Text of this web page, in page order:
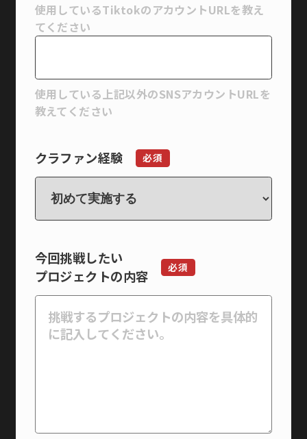
使用しているTiktokのアカウントURLを教え
てください
使用している上記以外のSNSアカウントURLを
教えてください
クラファン経験 必須
今回挑戦したい
プロジェクトの内容
必須